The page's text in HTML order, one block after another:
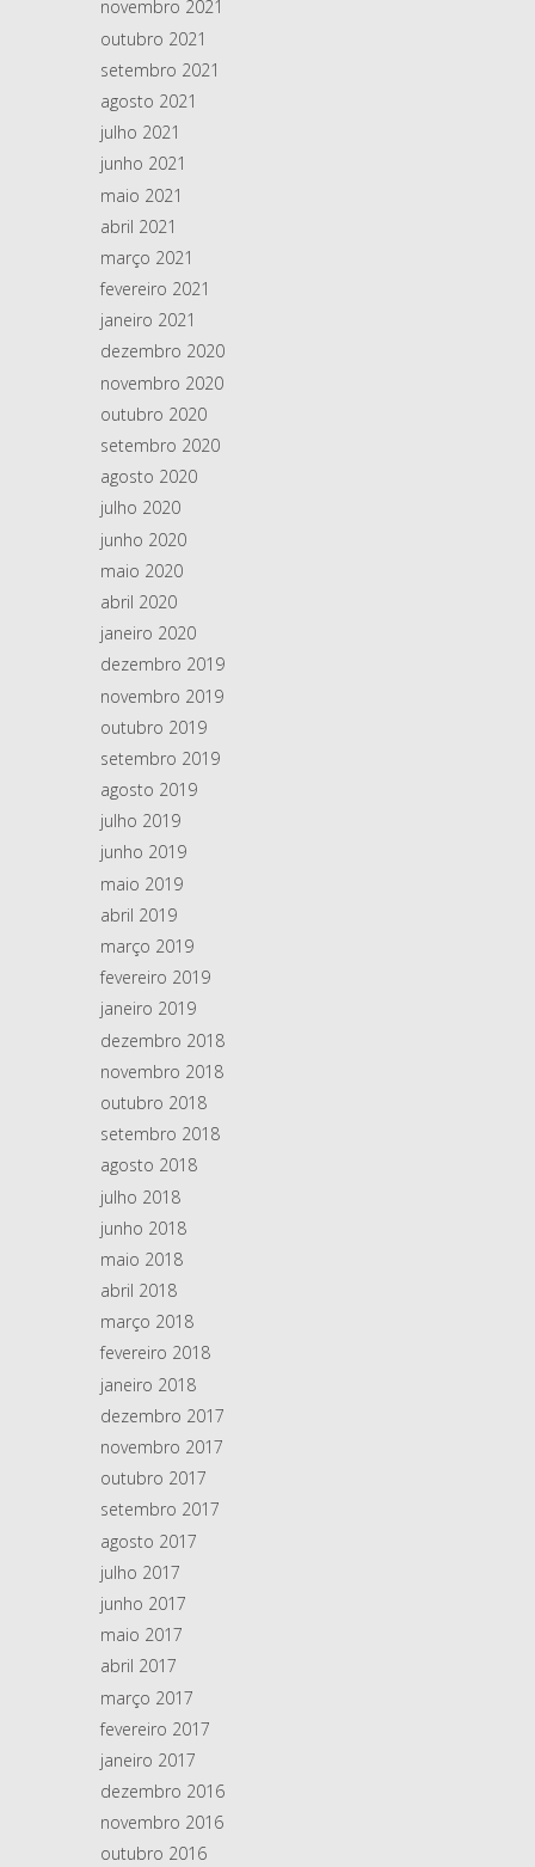
novembro 2021
outubro 2021
setembro 2021
agosto 2021
julho 2021
junho 2021
maio 2021
abril 2021
março 2021
fevereiro 2021
janeiro 2021
dezembro 2020
novembro 2020
outubro 2020
setembro 2020
agosto 2020
julho 2020
junho 2020
maio 2020
abril 2020
janeiro 2020
dezembro 2019
novembro 2019
outubro 2019
setembro 2019
agosto 2019
julho 2019
junho 2019
maio 2019
abril 2019
março 2019
fevereiro 2019
janeiro 2019
dezembro 2018
novembro 2018
outubro 2018
setembro 2018
agosto 2018
julho 2018
junho 2018
maio 2018
abril 2018
março 2018
fevereiro 2018
janeiro 2018
dezembro 2017
novembro 2017
outubro 2017
setembro 2017
agosto 2017
julho 2017
junho 2017
maio 2017
abril 2017
março 2017
fevereiro 2017
janeiro 2017
dezembro 2016
novembro 2016
outubro 2016